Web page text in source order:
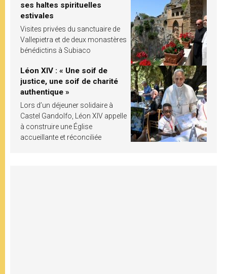
ses haltes spirituelles
estivales
Visites privées du sanctuaire de
Vallepietra et de deux monastères
bénédictins à Subiaco
Léon XIV : « Une soif de
justice, une soif de charité
authentique »
Lors d’un déjeuner solidaire à
Castel Gandolfo, Léon XIV appelle
à construire une Église
accueillante et réconciliée